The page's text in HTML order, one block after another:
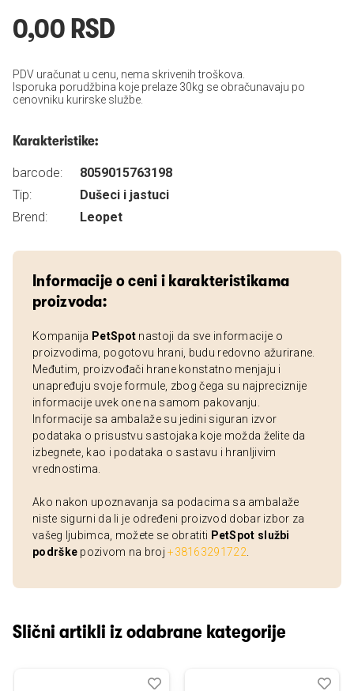
0,00 RSD
PDV uračunat u cenu, nema skrivenih troškova.
Isporuka porudžbina koje prelaze 30kg se obračunavaju po
cenovniku kurirske službe.
Karakteristike:
barcode:
8059015763198
Tip:
Dušeci i jastuci
Brend:
Leopet
Informacije o ceni i karakteristikama
proizvoda:
Kompanija PetSpot nastoji da sve informacije o
proizvodima, pogotovu hrani, budu redovno ažurirane.
Međutim, proizvođači hrane konstatno menjaju i
unapređuju svoje formule, zbog čega su najpreciznije
informacije uvek one na samom pakovanju.
Informacije sa ambalaže su jedini siguran izvor
podataka o prisustvu sastojaka koje možda želite da
izbegnete, kao i podataka o sastavu i hranljivim
vrednostima.
Ako nakon upoznavanja sa podacima sa ambalaže
niste sigurni da li je određeni proizvod dobar izbor za
vašeg ljubimca, možete se obratiti PetSpot službi
podrške pozivom na broj+38163291722
Slični artikli iz odabrane kategorije
Dodaj
Uporedi